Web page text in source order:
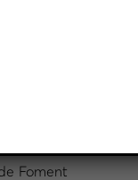
de
Treball
Foment